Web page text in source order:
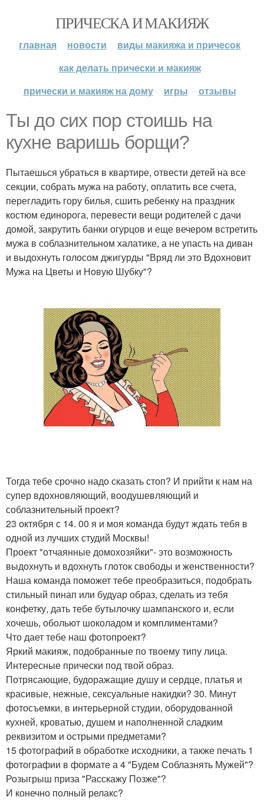
ПРИЧЕСКА И МАКИЯЖ
главная новости
виды макияжа и причесок
как делать прически и макияж
прически и макияж на дому
игры отзывы
Ты до сих пор стоишь на
кухне варишь борщи?
Пытаешься убраться в квартире, отвести детей на все
секции, собрать мужа на работу, оплатить все счета,
перегладить гору билья, сшить ребенку на праздник
костюм единорога, перевести вещи родителей с дачи
домой, закрутить банки огурцов и еще вечером встретить
мужа в соблазнительном халатике, а не упасть на диван
и выдохнуть голосом джигурды "Вряд ли это Вдохновит
Мужа на Цветы и Новую Шубку"?
Тогда тебе срочно надо сказать стоп? И прийти к нам на
супер вдохновляющий, воодушевляющий и
соблазнительный проект?
23 октября с 14. 00 я и моя команда будут ждать тебя в
одной из лучших студий Москвы!
Проект "отчаянные домохозяйки"- это возможность
выдохнуть и вдохнуть глоток свободы и женственности?
Наша команда поможет тебе преобразиться, подобрать
стильный пинап или будуар образ, сделать из тебя
конфетку, дать тебе бутылочку шампанского и, если
хочешь, обольют шоколадом и комплиментами?
Что дает тебе наш фотопроект?
Яркий макияж, подобранные по твоему типу лица.
Интересные прически под твой образ.
Потрясающие, будоражащие душу и сердце, платья и
красивые, нежные, сексуальные накидки? 30. Минут
фотосъемки, в интерьерной студии, оборудованной
кухней, кроватью, душем и наполненной сладким
реквизитом и острыми предметами?
15 фотографий в обработке исходники, а также печать 1
фотографии в формате а 4 "Будем Соблазнять Мужей"?
Розыгрыш приза "Расскажу Позже"?
И конечно полный релакс?